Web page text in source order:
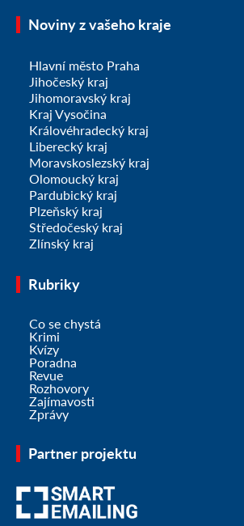
Noviny z vašeho kraje
Hlavní město Praha
Jihočeský kraj
Jihomoravský kraj
Kraj Vysočina
Královéhradecký kraj
Liberecký kraj
Moravskoslezský kraj
Olomoucký kraj
Pardubický kraj
Plzeňský kraj
Středočeský kraj
Zlínský kraj
Rubriky
Co se chystá
Krimi
Kvízy
Poradna
Revue
Rozhovory
Zajímavosti
Zprávy
Partner projektu